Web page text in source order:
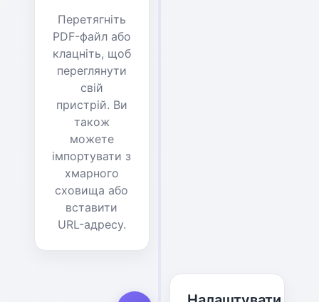
Перетягніть
PDF-файл або
клацніть, щоб
переглянути
свій
пристрій. Ви
також
можете
імпортувати з
хмарного
сховища або
вставити
URL-адресу.